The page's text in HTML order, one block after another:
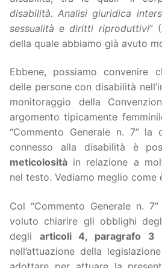
disabilità. Analisi giuridica
sessualità e diritti riproduttivi”
della quale abbiamo già avuto
Ebbene, possiamo convenire
delle persone con disabilità
monitoraggio della
argomento tipicamente
“Commento Generale n. 7” la
connesso alla disabilità è
meticolosità in relazione a
nel testo. Vediamo meglio come
Col “Commento Generale n.
voluto chiarire gli obblighi
degli articoli 4, paragrafo 3
nell’attuazione della